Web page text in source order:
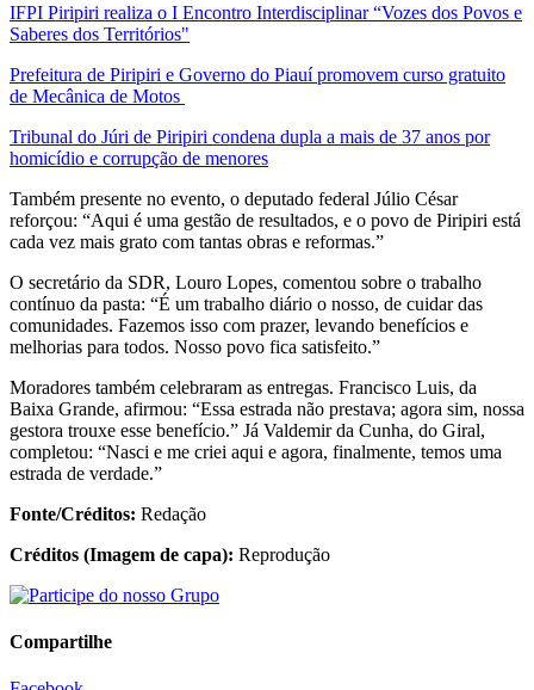
IFPI Piripiri realiza o I Encontro Interdisciplinar “Vozes dos Povos e
Saberes dos Territórios"
Prefeitura de Piripiri e Governo do Piauí promovem curso gratuito
de Mecânica de Motos
Tribunal do Júri de Piripiri condena dupla a mais de 37 anos por
homicídio e corrupção de menores
Também presente no evento, o deputado federal Júlio César
reforçou: “Aqui é uma gestão de resultados, e o povo de Piripiri está
cada vez mais grato com tantas obras e reformas.”
O secretário da SDR, Louro Lopes, comentou sobre o trabalho
contínuo da pasta: “É um trabalho diário o nosso, de cuidar das
comunidades. Fazemos isso com prazer, levando benefícios e
melhorias para todos. Nosso povo fica satisfeito.”
Moradores também celebraram as entregas. Francisco Luis, da
Baixa Grande, afirmou: “Essa estrada não prestava; agora sim, nossa
gestora trouxe esse benefício.” Já Valdemir da Cunha, do Giral,
completou: “Nasci e me criei aqui e agora, finalmente, temos uma
estrada de verdade.”
Fonte/Créditos: Redação
Créditos (Imagem de capa): Reprodução
Compartilhe